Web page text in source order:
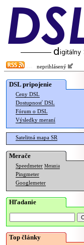
neprihlásený
DSL pripojenie
Ceny DSL
Dostupnosť DSL
Fórum o DSL
Výsledky meraní
Satelitná mapa SR
Merače
Speedmeter Merania
Pingmeter
Googlemeter
Hľadanie
Top články